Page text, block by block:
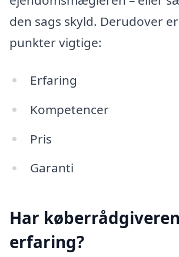
den sags skyld. Derudover
punkter vigtige:
Erfaring
Kompetencer
Pris
Garanti
Har
erfaring?